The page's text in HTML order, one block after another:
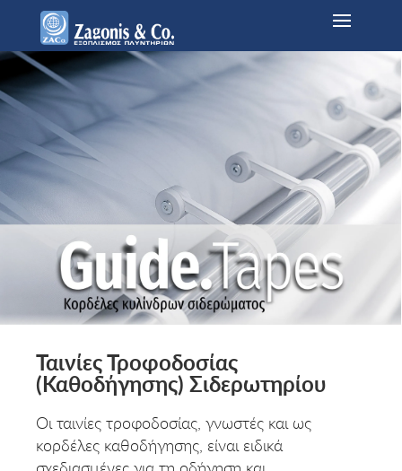
Ταινίες Τροφοδοσίας
(Καθοδήγησης) Σιδερωτηρίου
Οι ταινίες τροφοδοσίας, γνωστές και ως
κορδέλες καθοδήγησης, είναι ειδικά